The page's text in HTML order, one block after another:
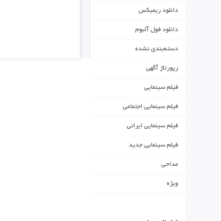
دانلود ریمیکس
دانلود فول آلبوم
دسته‌بندی نشده
رپورتاژ آگهی
فیلم سینمایی
فیلم سینمایی اجتماعی
فیلم سینمایی ایرانی
فیلم سینمایی جدید
مداحی
ویژه